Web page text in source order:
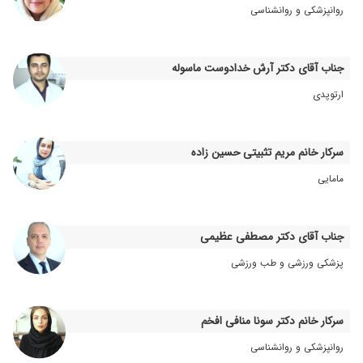
سزارین دوتا پسرمو هم کشیدن
۱۴۰۳/۱۱/۲۶
۱۴۰۳/۰۵/۲۵
۱۴۰۲/۰۶/۰۳
دکتر ف ۱۴۰۰/۱۲/۲۱
دادم عالیییی نتیجه گرفتم
۱۴۰۵/۰۳/۳۱
عالییی ۱۴۰۲/۰۸/۳۰
۱۴۰۴/۰۹/۱۸
بله عفونت زنانزخم درحال حاضر تحت درمانم .درمان
عفونت با پلاسما تراپی.عالی .دکتر بسیارکاربلد.نتیجه
۱۴۰۳/۰۱/۰۶
روانپزشکی و روانشناسی
جناب آقای دکتر آرش خدادوست ماسوله
ارتوپدی
سرکار خانم مریم تثبیتی حسین زاده
مامایی
جناب آقای دکتر مصطفی عظیمی
پزشکی ورزشی و طب ورزشی
سرکار خانم دکتر سونا منافی افخم
روانپزشکی و روانشناسی